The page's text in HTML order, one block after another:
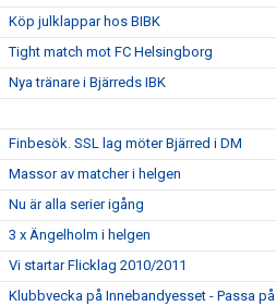
Köp julklappar hos BIBK
Tight match mot FC Helsingborg
Nya tränare i Bjärreds IBK
Finbesök. SSL lag möter Bjärred i DM
Massor av matcher i helgen
Nu är alla serier igång
3 x Ängelholm i helgen
Vi startar Flicklag 2010/2011
Klubbvecka på Innebandyesset - Passa på